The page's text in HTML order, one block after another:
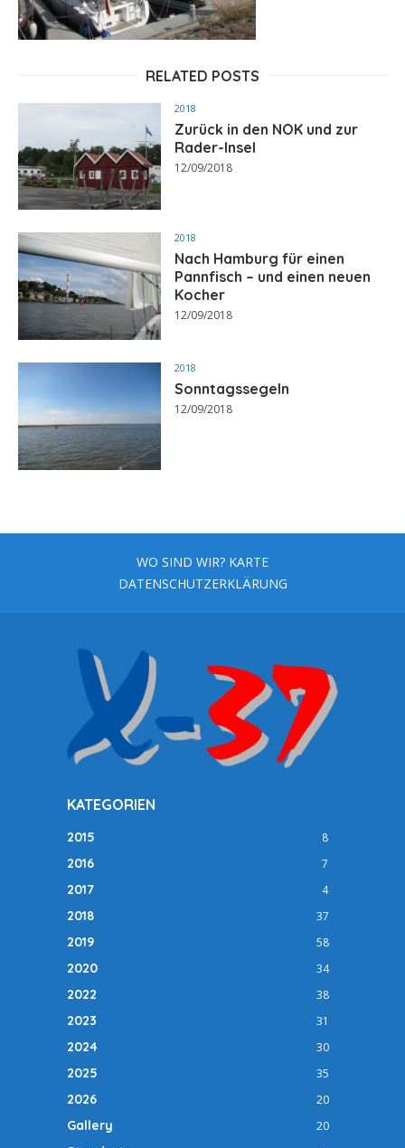
RELATED POSTS
2018
Zurück in den NOK und zur
Rader-Insel
12/09/2018
2018
Nach Hamburg für einen
Pannfisch – und einen neuen
Kocher
12/09/2018
2018
Sonntagssegeln
12/09/2018
WO SIND WIR? KARTE
DATENSCHUTZERKLÄRUNG
KATEGORIEN
2015 8
2016 7
2017 4
2018 37
2019 58
2020 34
2022 38
2023 31
2024 30
2025 35
2026 20
Gallery 20